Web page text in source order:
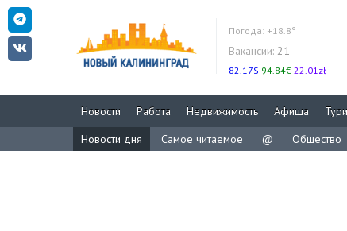
Погода: +18.8°
Вакансии: 21
82.17$ 94.84€ 22.01zł
Новости Работа Недвижимость Афиша
Новости дня
Самое читаемое @ Общество